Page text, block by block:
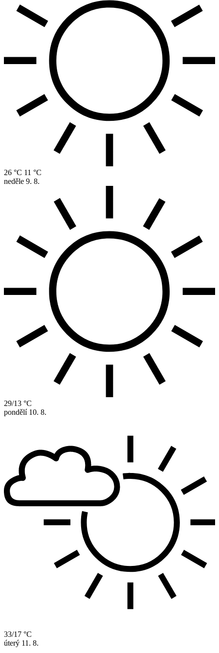
26 °C 11 °C
neděle 9. 8.
29/13 °C
pondělí 10. 8.
33/17 °C
úterý 11. 8.